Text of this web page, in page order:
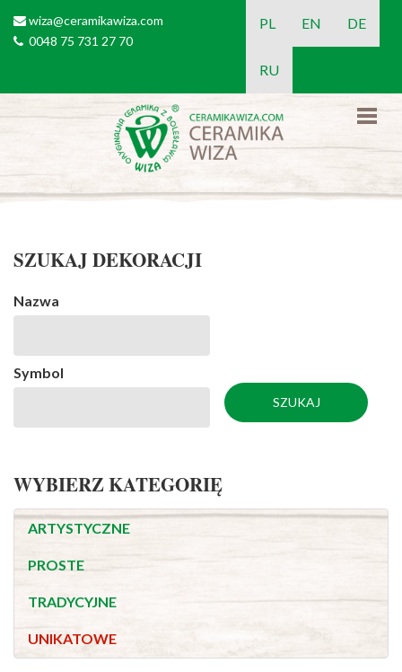
email
wiza@ceramikawiza.com
tel0048 75 731 27 70
PL EN DE
RU
SZUKAJ DEKORACJI
Nazwa
Symbol
WYBIERZ KATEGORIĘ
ARTYSTYCZNE
PROSTE
TRADYCYJNE
UNIKATOWE